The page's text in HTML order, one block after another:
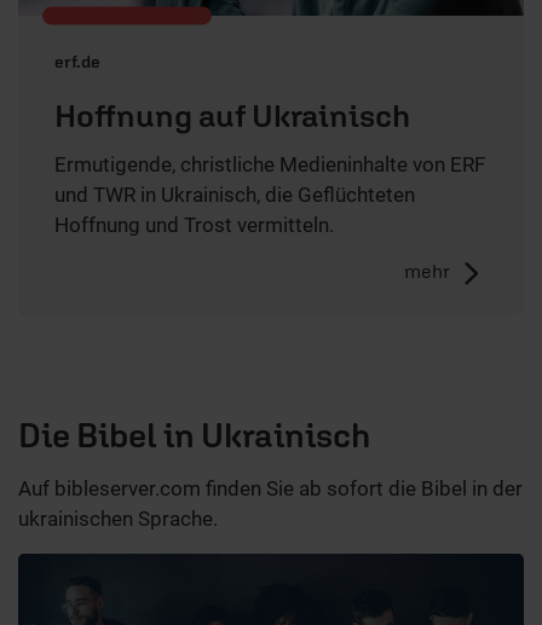
erf.de
Hoffnung auf Ukrainisch
Ermutigende, christliche Medieninhalte von ERF
und TWR in Ukrainisch, die Geflüchteten
Hoffnung und Trost vermitteln.
mehr
Die Bibel in Ukrainisch
Auf bibleserver.com finden Sie ab sofort die Bibel in der
ukrainischen Sprache.